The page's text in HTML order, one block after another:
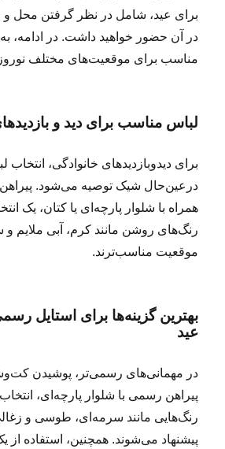
برای عید، شامل در نظر گرفتن محل
در آن حضور خواهید داشت. در ادامه،
مناسب برای موقعیت‌های مختلف
لباس مناسب برای دید و
برای دیدوبازدیدهای خانوادگی،
درعین‌حال شیک توصیه می‌شود.
همراه با شلوار پارچه‌ای یا کتان، یک
رنگ‌های روشن مانند کرم، آبی ملایم و
موقعیت مناسب‌ترند.
بهترین گزینه‌ها برای استایل
عید
در مهمانی‌های رسمی‌تر، پوشیدن
پیراهن رسمی با شلوار پارچه‌ای،
رنگ‌هایی مانند سرمه‌ای، طوسی و
پیشنهاد می‌شوند. همچنین، استفاده از